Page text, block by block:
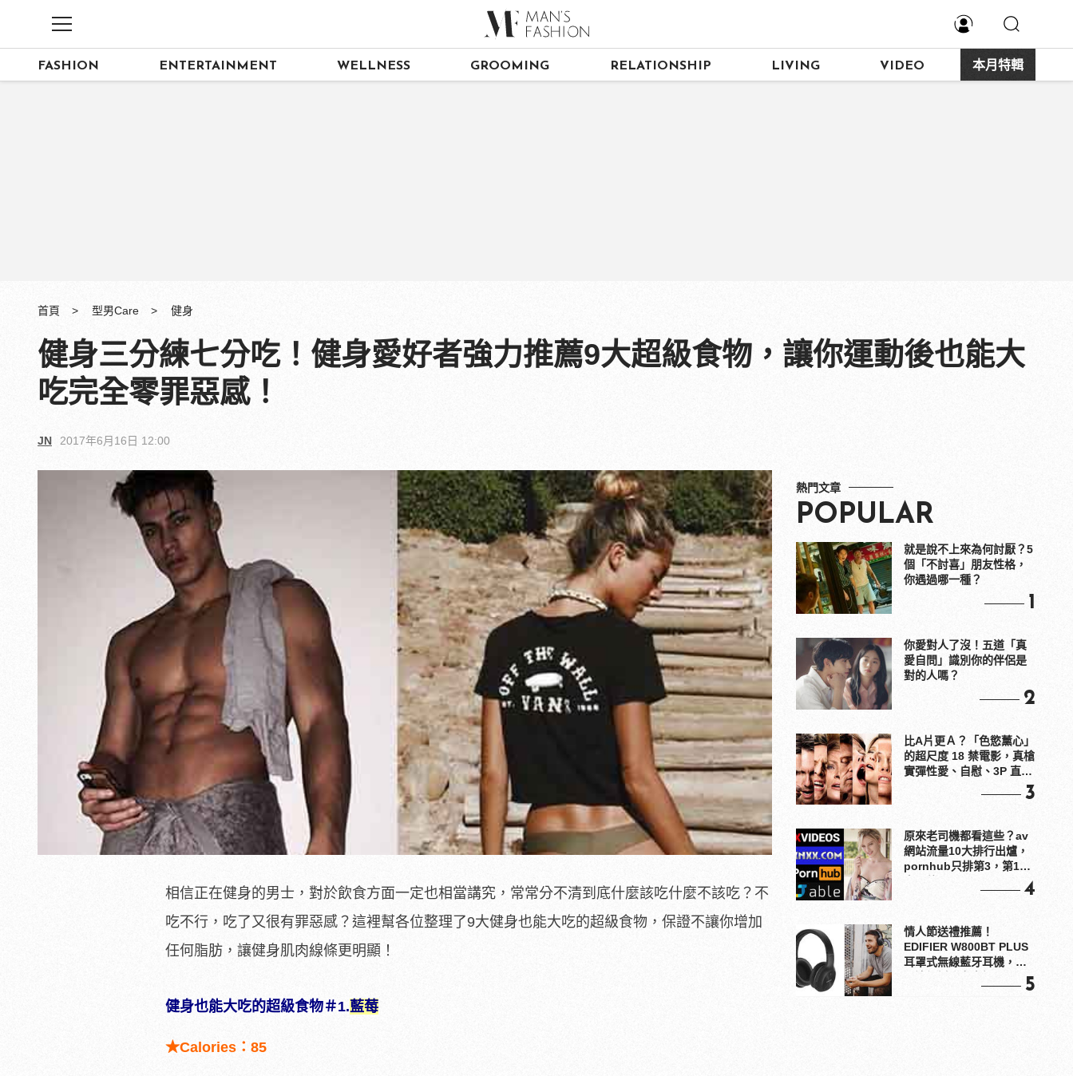
FASHION ENTERTAINMENT WELLNESS GROOMING RELATIONSHIP LIVING VIDEO 本月特輯
首頁 型男Care 健身
健身三分練七分吃！健身愛好者強力推薦9大超級食物，讓你運動後也能大
吃完全零罪惡感！
JN 2017年6月16日 12:00
相信正在健身的男士，對於飲食方面一定也相當講究，常常分不清到底什麼該吃什麼不該吃？不
吃不行，吃了又很有罪惡感？這裡幫各位整理了9大健身也能大吃的超級食物，保證不讓你增加
任何脂肪，讓健身肌肉線條更明顯！
健身也能大吃的超級食物＃1.藍莓
★Calories ：85
熱門文章
POPULAR
就是說不上來為何討厭？5
個「不討喜」朋友性格，
你遇過哪一種？
1
你愛對人了沒！五道「真
愛自問」識別你的伴侶是
對的人嗎？
2
比A片更Ａ？「色慾薰心」
的超尺度 18 禁電影，真槍
實彈性愛、自慰、3P 直接
3
原來老司機都看這些？av
網站流量10大排行出爐，
pornhub只排第3，第1名
4
情人節送禮推薦！
EDIFIER W800BT PLUS
耳罩式無線藍牙耳機，在
5